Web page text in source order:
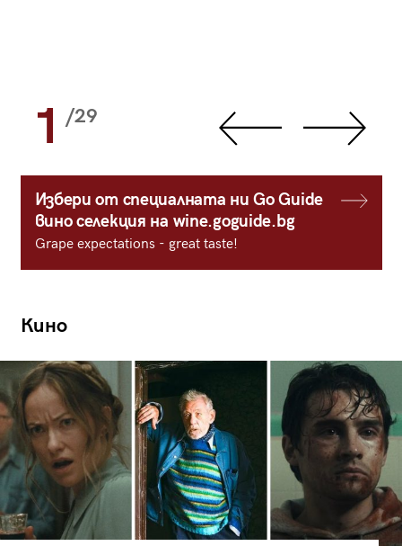
1 /29
Избери от специалната ни Go Guide
вино селекция на wine.goguide.bg
Grape expectations - great taste!
Кино